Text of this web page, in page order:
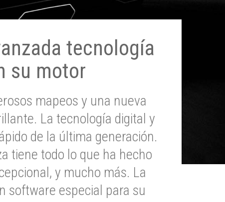
tecnología
su motor
mapeos y una nueva
La tecnología digital y
de la última generación.
tiene todo lo que ha hecho
y mucho más. La
software especial para su